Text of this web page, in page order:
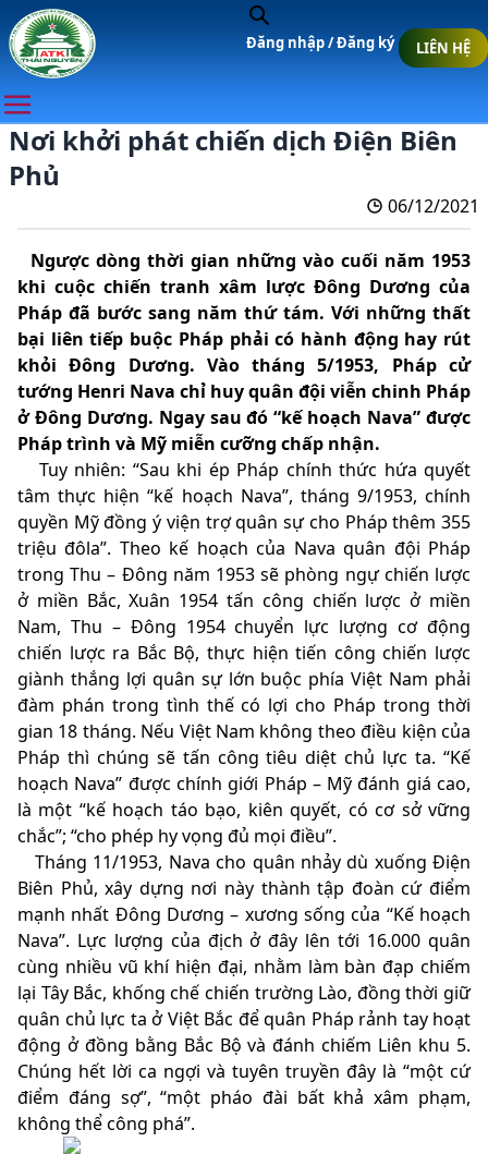
LIÊN HỆ
Đăng nhập /Đăng ký
Nơi khởi phát chiến dịch Điện Biên
Phủ
06/12/2021
Ngược dòng thời gian những vào cuối năm 1953
khi cuộc chiến tranh xâm lược Đông Dương của
Pháp đã bước sang năm thứ tám. Với những thất
bại liên tiếp buộc Pháp phải có hành động hay rút
khỏi Đông Dương. Vào tháng 5/1953, Pháp cử
tướng Henri Nava chỉ huy quân đội viễn chinh Pháp
ở Đông Dương. Ngay sau đó “kế hoạch Nava” được
Pháp trình và Mỹ miễn cưỡng chấp nhận.
Tuy nhiên: “Sau khi ép Pháp chính thức hứa quyết
tâm thực hiện “kế hoạch Nava”, tháng 9/1953, chính
quyền Mỹ đồng ý viện trợ quân sự cho Pháp thêm 355
triệu đôla”. Theo kế hoạch của Nava quân đội Pháp
trong Thu – Đông năm 1953 sẽ phòng ngự chiến lược
ở miền Bắc, Xuân 1954 tấn công chiến lược ở miền
Nam, Thu – Đông 1954 chuyển lực lượng cơ động
chiến lược ra Bắc Bộ, thực hiện tiến công chiến lược
giành thắng lợi quân sự lớn buộc phía Việt Nam phải
đàm phán trong tình thế có lợi cho Pháp trong thời
gian 18 tháng. Nếu Việt Nam không theo điều kiện của
Pháp thì chúng sẽ tấn công tiêu diệt chủ lực ta. “Kế
hoạch Nava” được chính giới Pháp – Mỹ đánh giá cao,
là một “kế hoạch táo bạo, kiên quyết, có cơ sở vững
chắc”; “cho phép hy vọng đủ mọi điều”.
Tháng 11/1953, Nava cho quân nhảy dù xuống Điện
Biên Phủ, xây dựng nơi này thành tập đoàn cứ điểm
mạnh nhất Đông Dương – xương sống của “Kế hoạch
Nava”. Lực lượng của địch ở đây lên tới 16.000 quân
cùng nhiều vũ khí hiện đại, nhằm làm bàn đạp chiếm
lại Tây Bắc, khống chế chiến trường Lào, đồng thời giữ
quân chủ lực ta ở Việt Bắc để quân Pháp rảnh tay hoạt
động ở đồng bằng Bắc Bộ và đánh chiếm Liên khu 5.
Chúng hết lời ca ngợi và tuyên truyền đây là “một cứ
điểm đáng sợ”, “một pháo đài bất khả xâm phạm,
không thể công phá”.